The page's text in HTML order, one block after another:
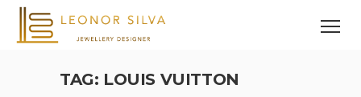
TAG: LOUIS VUITTON